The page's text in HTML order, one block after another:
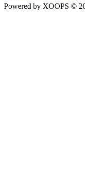
Powered by XOOPS ©